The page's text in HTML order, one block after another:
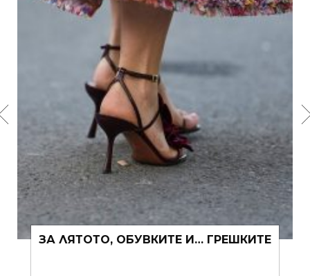
ЗА ЛЯТОТО, ОБУВКИТЕ И… ГРЕШКИТЕ